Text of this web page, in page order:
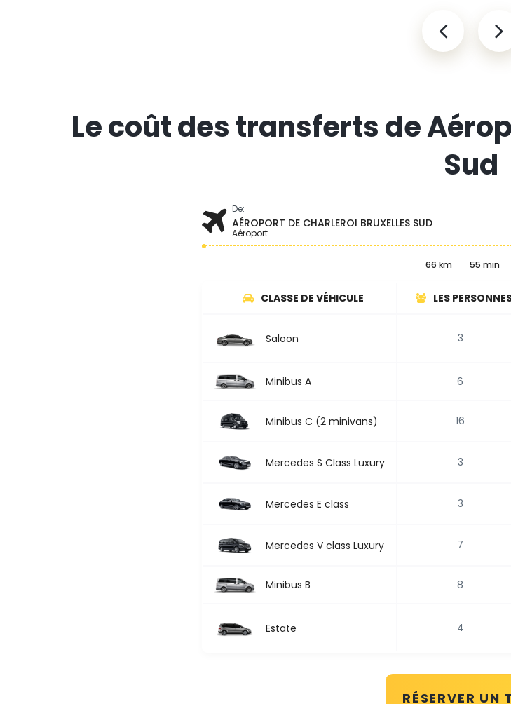
Le coût des transferts de
Sud
De:
AÉROPORT DE CHARLEROI BRUXELLES SUD
Aéroport
66 km 55 min
CLASSE DE VÉHICULE LES
Saloon 3
Minibus A 6
Minibus C (2 minivans) 16
Mercedes S Class Luxury 3
Mercedes E class 3
Mercedes V class Luxury 7
Minibus B 8
Estate 4
RÉSERVER UN